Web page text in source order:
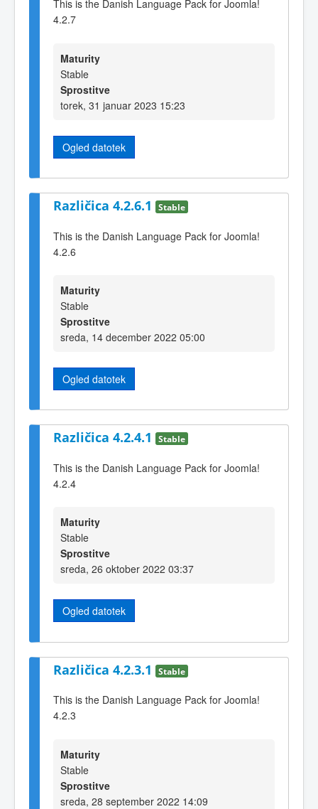
This is the Danish Language Pack for Joomla!
4.2.7
Maturity
Stable
Sprostitve
torek, 31 januar 2023 15:23
Ogled datotek
Različica 4.2.6.1 Stable
This is the Danish Language Pack for Joomla!
4.2.6
Maturity
Stable
Sprostitve
sreda, 14 december 2022 05:00
Ogled datotek
Različica 4.2.4.1 Stable
This is the Danish Language Pack for Joomla!
4.2.4
Maturity
Stable
Sprostitve
sreda, 26 oktober 2022 03:37
Ogled datotek
Različica 4.2.3.1 Stable
This is the Danish Language Pack for Joomla!
4.2.3
Maturity
Stable
Sprostitve
sreda, 28 september 2022 14:09